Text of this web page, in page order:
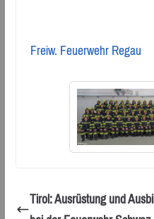
Freiw. Feuerwehr Regau
Tirol: Ausrüstung und